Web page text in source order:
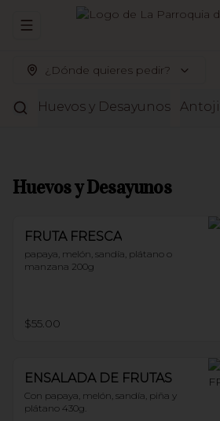
Abrir menu de navegación
¿Dónde quieres pedir?
Huevos y Desayunos
Huevos y Desayunos
FRUTA FRESCA
papaya, melón, sandía, plátano o
manzana 200g
$55.00
ENSALADA DE FRUTAS
Con papaya, melón, sandía, piña y
plátano 430g.